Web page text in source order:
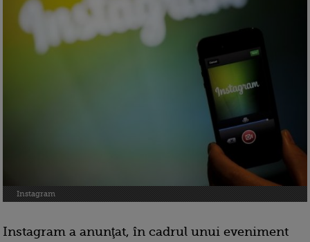
Instagram
Instagram a anunţat, în cadrul unui eveniment